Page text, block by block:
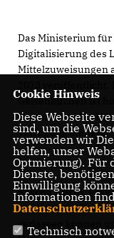
Das Ministerium
Digitalisierung des
Mittelzuweisungen
Gelsenkirchen ist
Gesamtmittel in
Verfügung stehen.
Sascha Kurth,
uns darüber, dass
verlassen können
Cookie Hinweis
Diese Webseite
sind, um die
verwenden wir
helfen, unser
Optmierung). Für
Dienste,
Einwilligung
Informationen
Technisch